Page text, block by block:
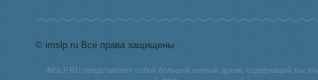
© imslp.ru Все права защищены
IMSLP.RU представляет собой большой нотный архив, содержащий